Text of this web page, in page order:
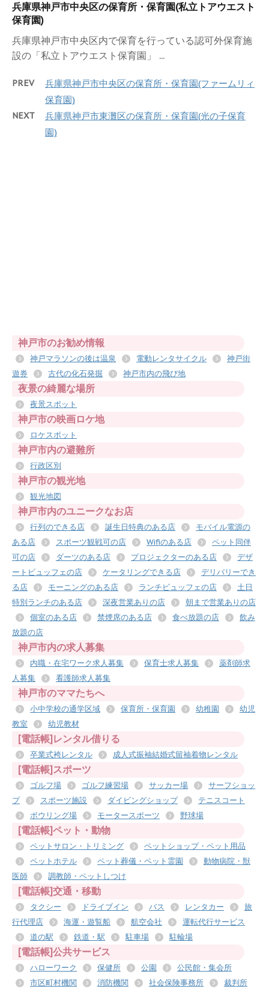
兵庫県神戸市中央区の保育所・保育園(私立トアウエスト
保育園)
兵庫県神戸市中央区内で保育を行っている認可外保育施
設の「私立トアウエスト保育園」 ...
PREV
兵庫県神戸市中央区の保育所・保育園(ファームリィ
保育園)
NEXT
兵庫県神戸市東灘区の保育所・保育園(光の子保育
園)
神戸市のお勧め情報
神戸マラソンの後は温泉 電動レンタサイクル
神戸街
遊券
古代の化石発掘 神戸市内の飛び地
夜景の綺麗な場所
夜景スポット
神戸市の映画ロケ地
ロケスポット
神戸市内の避難所
行政区別
神戸市の観光地
観光地図
神戸市内のユニークなお店
行列のできる店 誕生日特典のある店
モバイル電源の
ある店
スポーツ観戦可の店 Wifiのある店
ペット同伴
可の店
ダーツのある店 プロジェクターのある店
デザ
ートビュッフェの店
ケータリングできる店
デリバリーでき
る店
モーニングのある店 ランチビュッフェの店
土日
特別ランチのある店
深夜営業ありの店
朝まで営業ありの店
個室のある店
禁煙席のある店 食べ放題の店
飲み
放題の店
神戸市内の求人募集
内職・在宅ワーク求人募集 保育士求人募集
薬剤師求
人募集
看護師求人募集
神戸市のママたちへ
小中学校の通学区域 保育所・保育園 幼稚園
幼児
教室
幼児教材
[電話帳]レンタル借りる
卒業式袴レンタル 成人式振袖結婚式留袖着物レンタル
[電話帳]スポーツ
ゴルフ場 ゴルフ練習場 サッカー場
サーフショッ
プ
スポーツ施設 ダイビングショップ
テニスコート
ボウリング場
モータースポーツ 野球場
[電話帳]ペット・動物
ペットサロン・トリミング
ペットショップ・ペット用品
ペットホテル
ペット葬儀・ペット霊園
動物病院・獣
医師
調教師・ペットしつけ
[電話帳]交通・移動
タクシー ドライブイン バス レンタカー
旅
行代理店
海運・遊覧船 航空会社
運転代行サービス
道の駅
鉄道・駅 駐車場 駐輪場
[電話帳]公共サービス
ハローワーク 保健所 公園
公民館・集会所
市区町村機関
消防機関 社会保険事務所 裁判所